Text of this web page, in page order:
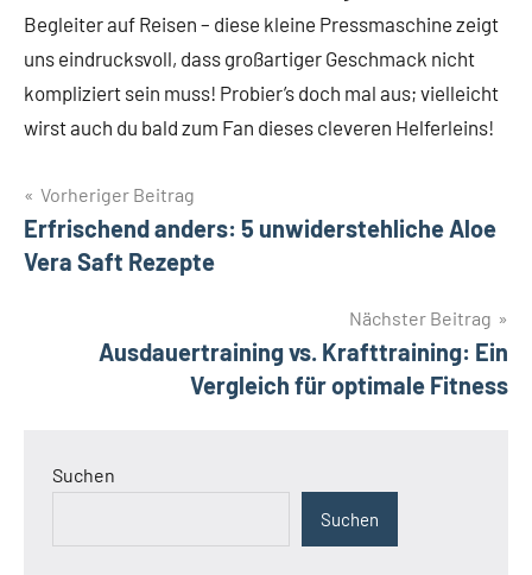
Begleiter auf Reisen – diese kleine Pressmaschine zeigt
uns eindrucksvoll, dass großartiger Geschmack nicht
kompliziert sein muss! Probier’s doch mal aus; vielleicht
wirst auch du bald zum Fan dieses cleveren Helferleins!
Beitragsnavigation
Vorheriger Beitrag
Erfrischend anders: 5 unwiderstehliche Aloe
Vera Saft Rezepte
Nächster Beitrag
Ausdauertraining vs. Krafttraining: Ein
Vergleich für optimale Fitness
Suchen
Suchen